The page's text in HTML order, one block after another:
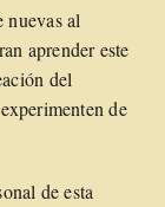
nuevas al
aprender este
del
de
de esta